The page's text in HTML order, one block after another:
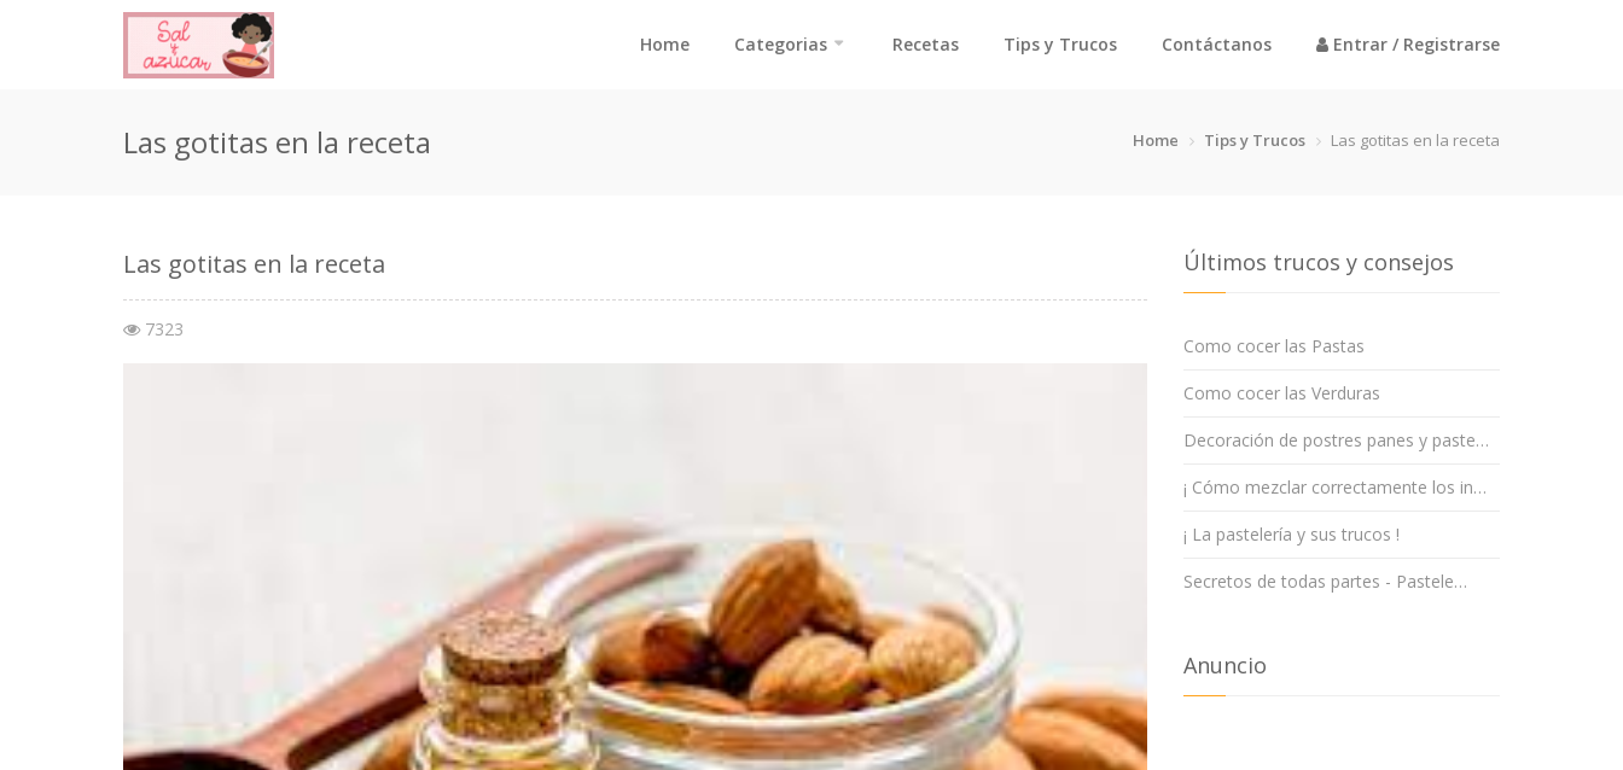
Home Categorias Recetas Tips y Trucos Contáctanos Entrar / Registrarse
Las gotitas en la receta Home Tips y Trucos Las gotitas en la receta
Las gotitas en la receta
7323
Últimos trucos y consejos
Como cocer las Pastas
Como cocer las Verduras
Decoración de postres panes y paste…
¡ Cómo mezclar correctamente los in…
¡ La pastelería y sus trucos !
Secretos de todas partes - Pastele…
Anuncio